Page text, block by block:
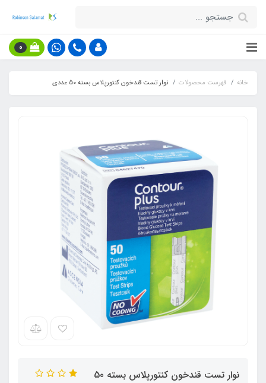
0
خانه فهرست محصولات نوار تست قندخون کنتورپلاس بسته 50 عددی
نوار تست قندخون کنتورپلاس بسته 50